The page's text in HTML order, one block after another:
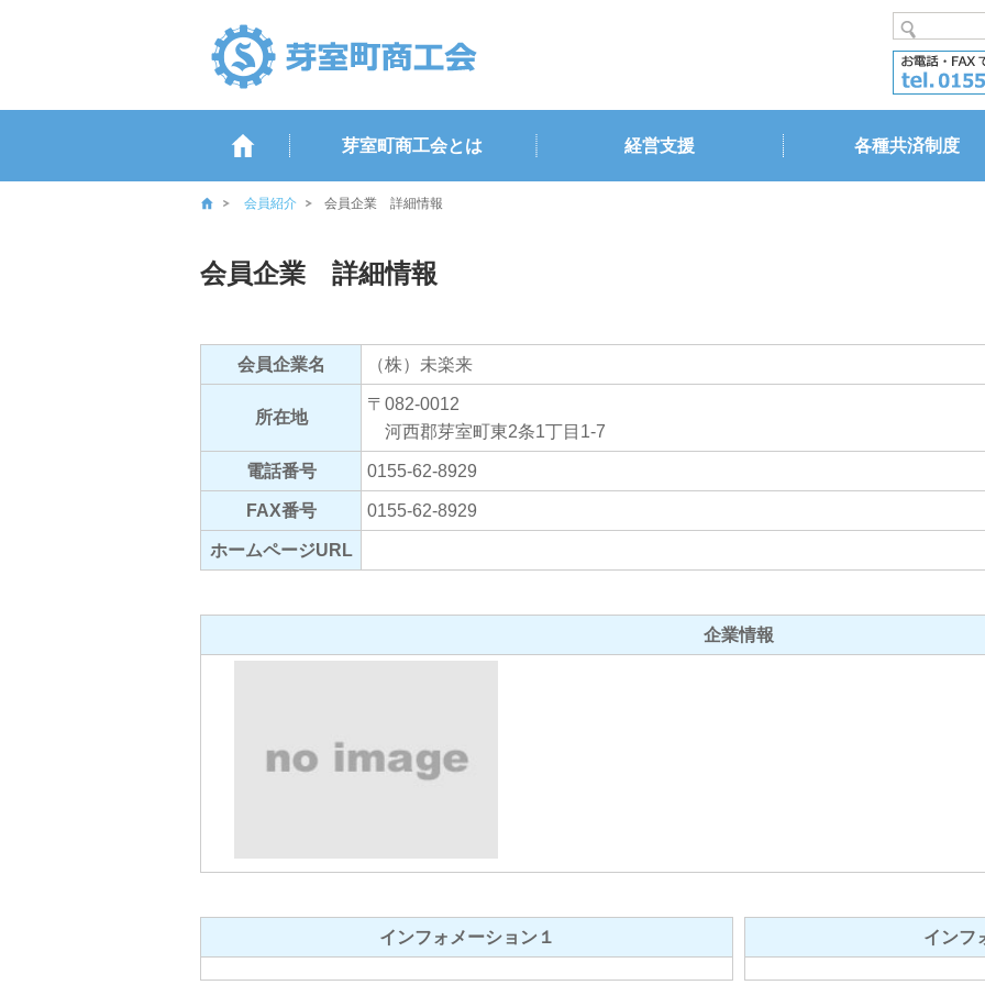
芽室町商工会とは 経営支援 各種共済制度
会員紹介 会員企業 詳細情報
会員企業 詳細情報
会員企業名 （株）未楽来
所在地
〒082-0012
河西郡芽室町東2条1丁目1-7
電話番号 0155-62-8929
FAX番号 0155-62-8929
ホームページURL
企業情報
インフォメーション１ インフ